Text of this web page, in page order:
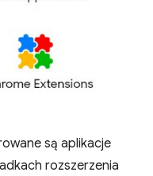
są aplikacje
rozszerzenia